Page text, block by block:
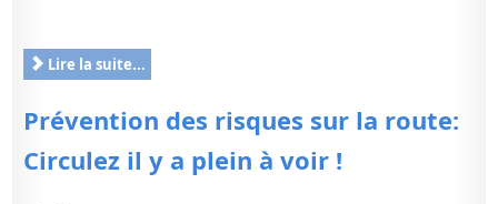
Lire la suite...
Prévention des risques sur la route:
Circulez il y a plein à voir !